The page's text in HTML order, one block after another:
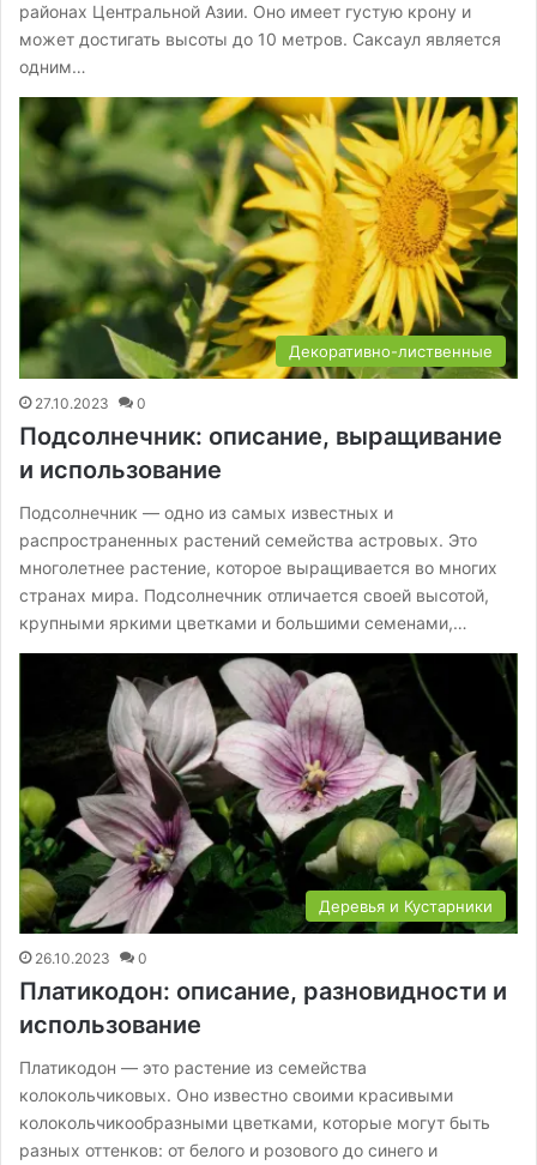
районах Центральной Азии. Оно имеет густую крону и
может достигать высоты до 10 метров. Саксаул является
одним…
Декоративно-лиственные
27.10.2023 0
Подсолнечник: описание, выращивание
и использование
Подсолнечник — одно из самых известных и
распространенных растений семейства астровых. Это
многолетнее растение, которое выращивается во многих
странах мира. Подсолнечник отличается своей высотой,
крупными яркими цветками и большими семенами,…
Деревья и Кустарники
26.10.2023 0
Платикодон: описание, разновидности и
использование
Платикодон — это растение из семейства
колокольчиковых. Оно известно своими красивыми
колокольчикообразными цветками, которые могут быть
разных оттенков: от белого и розового до синего и